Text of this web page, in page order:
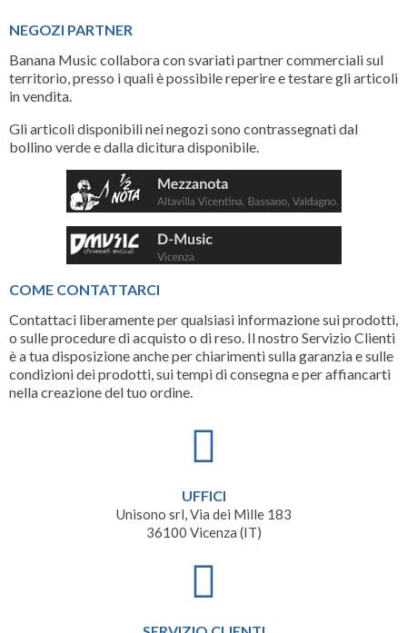
NEGOZI PARTNER
Banana Music collabora con svariati partner commerciali sul
territorio, presso i quali è possibile reperire e testare gli articoli
in vendita.
Gli articoli disponibili nei negozi sono contrassegnati dal
bollino verde e dalla dicitura disponibile.
COME CONTATTARCI
Contattaci liberamente per qualsiasi informazione sui prodotti,
o sulle procedure di acquisto o di reso. Il nostro Servizio Clienti
è a tua disposizione anche per chiarimenti sulla garanzia e sulle
condizioni dei prodotti, sui tempi di consegna e per affiancarti
nella creazione del tuo ordine.
UFFICI
Unisono srl, Via dei Mille 183
36100 Vicenza (IT)